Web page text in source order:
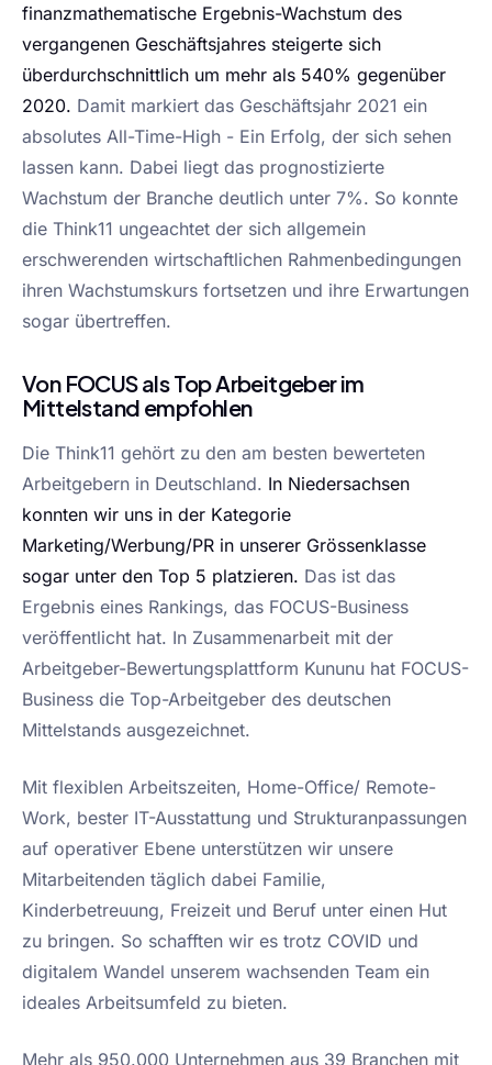
finanzmathematische Ergebnis-Wachstum des
vergangenen Geschäftsjahres steigerte sich
überdurchschnittlich um mehr als 540% gegenüber
2020. Damit markiert das Geschäftsjahr 2021 ein
absolutes All-Time-High - Ein Erfolg, der sich sehen
lassen kann. Dabei liegt das prognostizierte
Wachstum der Branche deutlich unter 7%. So konnte
die Think11 ungeachtet der sich allgemein
erschwerenden wirtschaftlichen Rahmenbedingungen
ihren Wachstumskurs fortsetzen und ihre Erwartungen
sogar übertreffen.
Von FOCUS als Top Arbeitgeber im
Mittelstand empfohlen
Die Think11 gehört zu den am besten bewerteten
Arbeitgebern in Deutschland. In Niedersachsen
konnten wir uns in der Kategorie
Marketing/Werbung/PR in unserer Grössenklasse
sogar unter den Top 5 platzieren. Das ist das
Ergebnis eines Rankings, das FOCUS-Business
veröffentlicht hat. In Zusammenarbeit mit der
Arbeitgeber-Bewertungsplattform Kununu hat FOCUS-
Business die Top-Arbeitgeber des deutschen
Mittelstands ausgezeichnet.
Mit flexiblen Arbeitszeiten, Home-Office/ Remote-
Work, bester IT-Ausstattung und Strukturanpassungen
auf operativer Ebene unterstützen wir unsere
Mitarbeitenden täglich dabei Familie,
Kinderbetreuung, Freizeit und Beruf unter einen Hut
zu bringen. So schafften wir es trotz COVID und
digitalem Wandel unserem wachsenden Team ein
ideales Arbeitsumfeld zu bieten.
Mehr als 950.000 Unternehmen aus 39 Branchen mit